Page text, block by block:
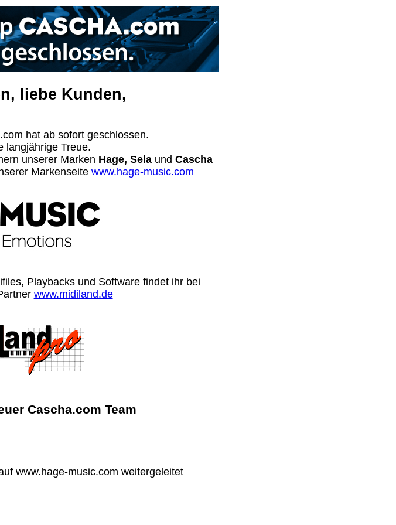
liebe Kunden,
hat ab sofort geschlossen.
langjährige Treue.
unserer Marken Hage, Selaund Cascha
Markenseite www.hage-music.com
Playbacks und Software findet ihr bei
www.midiland.de
Cascha.com Team
www.hage-music.com weitergeleitet